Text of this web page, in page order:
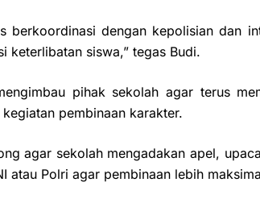
berkoordinasi dengan kepolisian dan
keterlibatan siswa,” tegas Budi.
pihak sekolah agar terus
pembinaan karakter.
agar sekolah mengadakan apel,
atau Polri agar pembinaan lebih